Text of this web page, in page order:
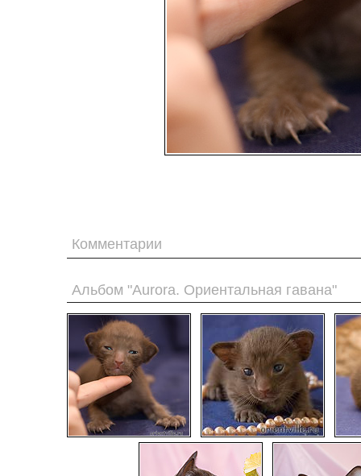
Комментарии
Альбом "Aurora. Ориентальная гавана"